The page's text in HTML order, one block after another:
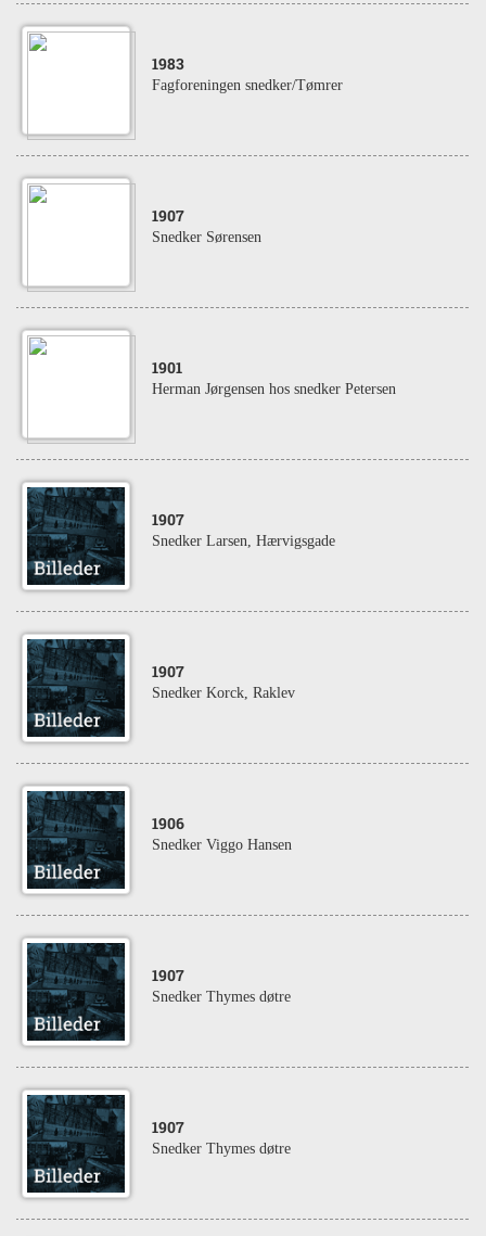
1983
Fagforeningen snedker/Tømrer
1907
Snedker Sørensen
1901
Herman Jørgensen hos snedker Petersen
1907
Snedker Larsen, Hærvigsgade
1907
Snedker Korck, Raklev
1906
Snedker Viggo Hansen
1907
Snedker Thymes døtre
1907
Snedker Thymes døtre